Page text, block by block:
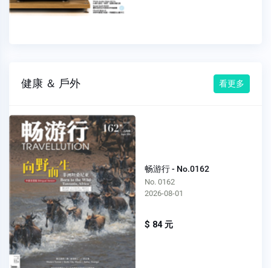
健康 ＆ 戶外 看更多
畅游行 - No.0162
No. 0162
2026-08-01
$ 84 元